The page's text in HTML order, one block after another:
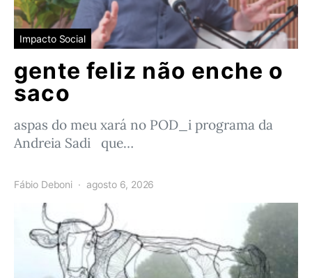
Impacto Social
gente feliz não enche o
saco
aspas do meu xará no POD_i programa da
Andreia Sadi que…
Fábio Deboni agosto 6, 2026